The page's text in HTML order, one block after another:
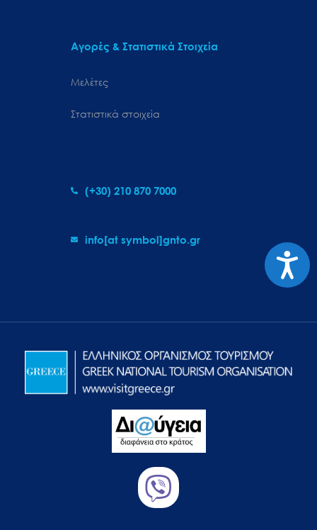
Αγορές & Στατιστικά Στοιχεία
Μελέτες
Στατιστικά στοιχεία
(+30) 210 870 7000
info[at symbol]gnto.gr